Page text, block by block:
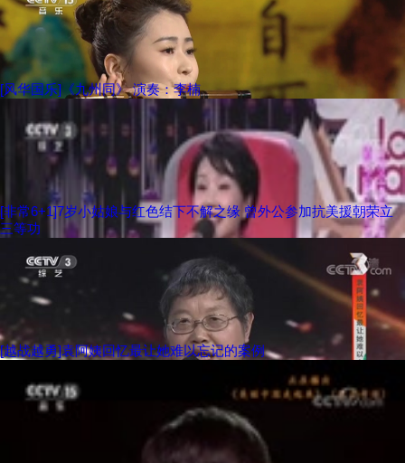
[风华国乐]《九州同》 演奏：李楠
[非常6+1]7岁小姑娘与红色结下不解之缘 曾外公参加抗美援朝荣立
三等功
[越战越勇]袁阿姨回忆最让她难以忘记的案例